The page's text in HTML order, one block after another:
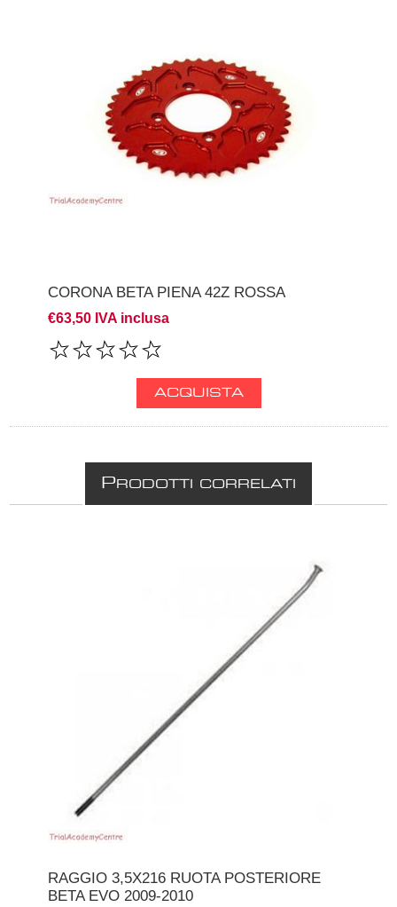
CORONA BETA PIENA 42Z ROSSA
€63,50 IVA inclusa
PRODOTTI CORRELATI
RAGGIO 3,5X216 RUOTA POSTERIORE
BETA EVO 2009-2010